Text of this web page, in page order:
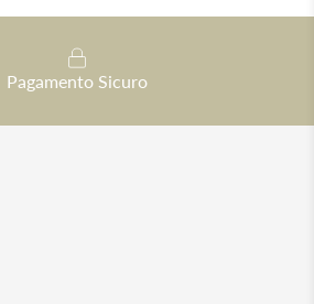
Pagamento Sicuro